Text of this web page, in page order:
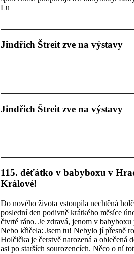
Lu
Jindřich Štreit zve na výstavy
Jindřich Štreit zve na výstavy
115. děťátko v babyboxu v
Králové!
Do nového života vstoupila nechtěná
poslední den podivně krátkého měsíce
čtvrté ráno. Je zdravá, jenom v babyboxu
Nebo křičela: Jsem tu! Nebylo jí přesně
Holčička je čerstvě narozená a oblečená
asi po starších sourozencích. Něco o ní